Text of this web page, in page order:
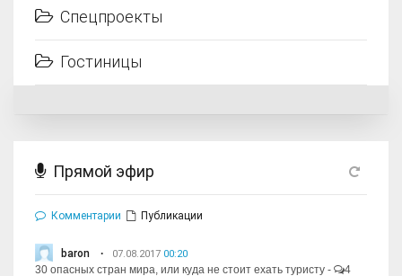
Спецпроекты
Гостиницы
Прямой эфир
Комментарии Публикации
baron 07.08.2017 00:20
30 опасных стран мира, или куда не стоит ехать туристу - 4